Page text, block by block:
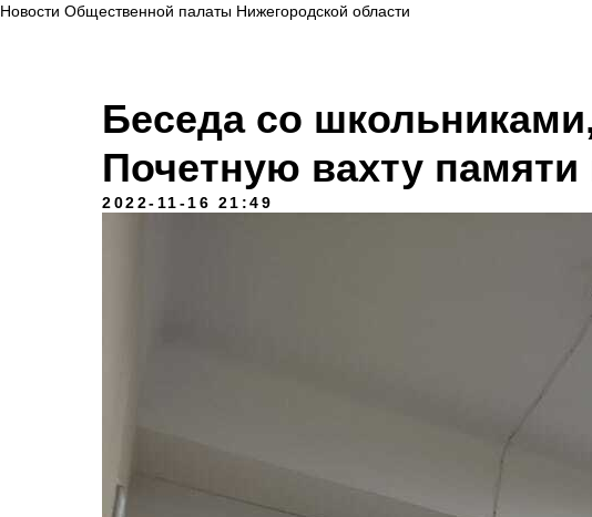
Новости Общественной палаты Нижегородской области
Беседа со
Почетную вахту
2022-11-16 21:49